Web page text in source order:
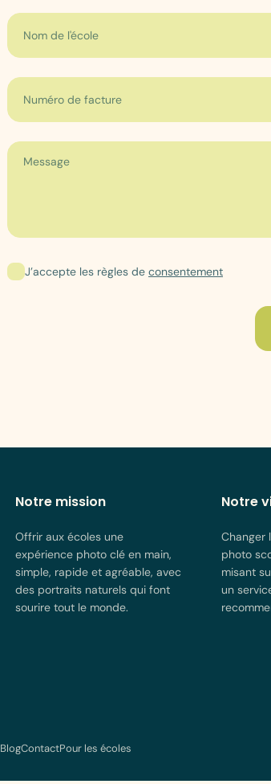
Nom de l'école ou établissement
Numéro de facture
J’accepte les règles de consentement
Notre mission
Offrir aux écoles une
expérience photo clé en main,
simple, rapide et agréable, avec
des portraits naturels qui font
sourire tout le monde.
Notre
Changer
photo
misant
un
BlogContactPour les écoles